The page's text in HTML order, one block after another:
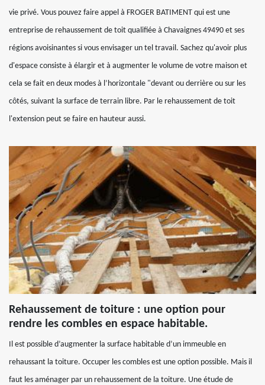
vie privé. Vous pouvez faire appel à FROGER BATIMENT qui est une
entreprise de rehaussement de toit qualifiée à Chavaignes 49490 et ses
régions avoisinantes si vous envisager un tel travail. Sachez qu'avoir plus
d'espace consiste à élargir et à augmenter le volume de votre maison et
cela se fait en deux modes à l’horizontale "devant ou derrière ou sur les
côtés, suivant la surface de terrain libre. Par le rehaussement de toit
l'extension peut se faire en hauteur aussi.
Rehaussement de toiture : une option pour
rendre les combles en espace habitable.
Il est possible d’augmenter la surface habitable d’un immeuble en
rehaussant la toiture. Occuper les combles est une option possible. Mais il
faut les aménager par un rehaussement de la toiture. Une étude de